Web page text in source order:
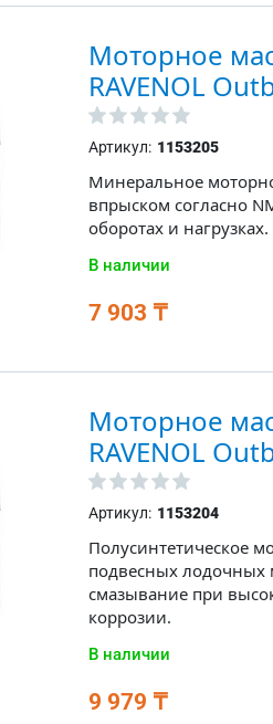
Моторное
RAVENOL
Артикул: 1153205
Минеральное
впрыском согласно
оборотах и
В наличии
7 903 ₸
Моторное
RAVENOL
Артикул: 1153204
Полусинтетическое
подвесных лодочных
смазывание при
коррозии.
В наличии
9 979 ₸